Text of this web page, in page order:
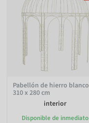
Pabellón de hierro blanco
310 x 280 cm
interior
Disponible de inmediato